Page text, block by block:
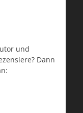
und
Dann